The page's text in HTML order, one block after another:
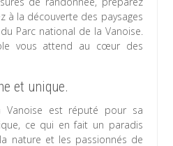
à la découverte des paysages
Parc national de la Vanoise.
vous attend au cœur des
et unique.
Vanoise est réputé pour sa
ce qui en fait un paradis
nature et les passionnés de